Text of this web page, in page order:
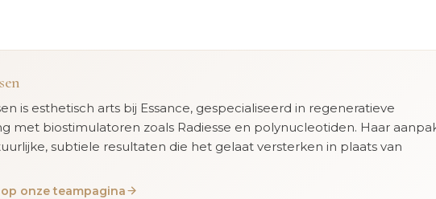
is esthetisch arts bij Essance, gespecialiseerd in regeneratieve
met biostimulatoren zoals Radiesse en polynucleotiden. Haar
subtiele resultaten die het gelaat versterken in plaats van
onze teampagina